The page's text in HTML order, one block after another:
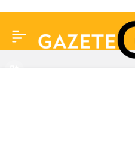
Hazal Kaya, Selçuk